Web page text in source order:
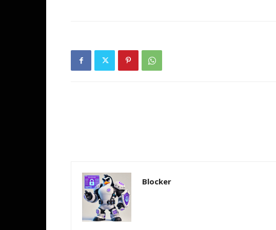
Blocker